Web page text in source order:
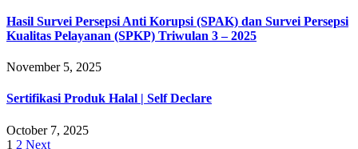
Hasil Survei Persepsi Anti Korupsi (SPAK) dan Survei Persepsi
Kualitas Pelayanan (SPKP) Triwulan 3 – 2025
November 5, 2025
Sertifikasi Produk Halal | Self Declare
October 7, 2025
1 2 Next